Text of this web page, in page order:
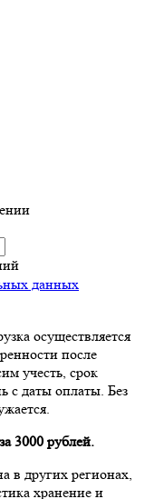
данных
осуществляется
после
учесть, срок
с даты оплаты. Без
3000 рублей.
в других регионах,
хранение и